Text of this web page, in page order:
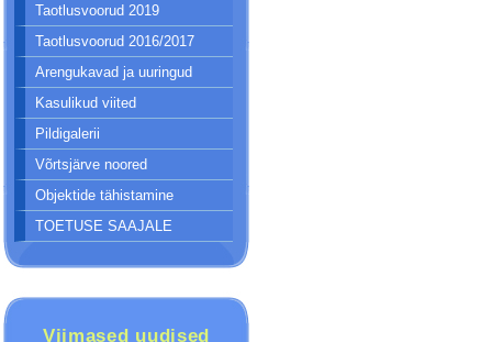
Taotlusvoorud 2019
Taotlusvoorud 2016/2017
Arengukavad ja uuringud
Kasulikud viited
Pildigalerii
Võrtsjärve noored
Objektide tähistamine
TOETUSE SAAJALE
Viimased uudised